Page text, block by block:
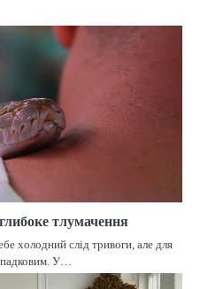
тлумачення
холодний слід тривоги, але для
У…